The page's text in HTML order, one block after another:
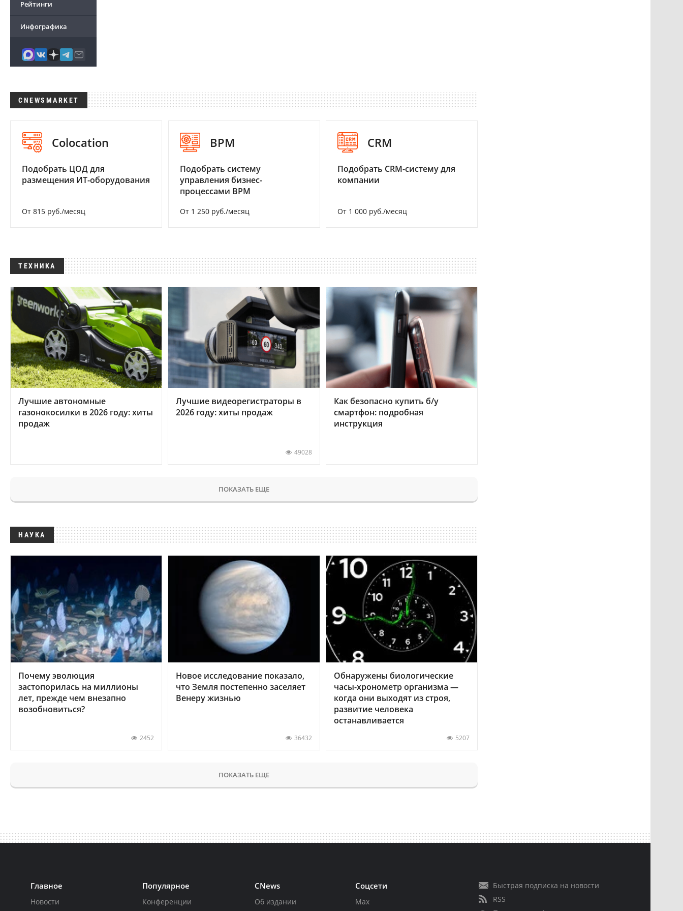
Рейтинги
Инфографика
CNEWSMARKET
Colocation
Подобрать ЦОД для
размещения ИТ-оборудования
От 815 руб./месяц
BPM
Подобрать систему
управления бизнес-
процессами BPM
От 1 250 руб./месяц
CRM
Подобрать CRM-систему для
компании
От 1 000 руб./месяц
ТЕХНИКА
Лучшие автономные
газонокосилки в 2026 году: хиты
продаж
Лучшие видеорегистраторы в
2026 году: хиты продаж
49028
Как безопасно купить б/у
смартфон: подробная
инструкция
ПОКАЗАТЬ ЕЩЕ
НАУКА
Почему эволюция
застопорилась на миллионы
лет, прежде чем внезапно
возобновиться?
2452
Новое исследование показало,
что Земля постепенно заселяет
Венеру жизнью
36432
Обнаружены биологические
часы-хронометр организма —
когда они выходят из строя,
развитие человека
останавливается
5207
ПОКАЗАТЬ ЕЩЕ
Главное
Новости
Популярное
Конференции
CNews
Об издании
Соцсети
Max
Быстрая подписка на новости
RSS